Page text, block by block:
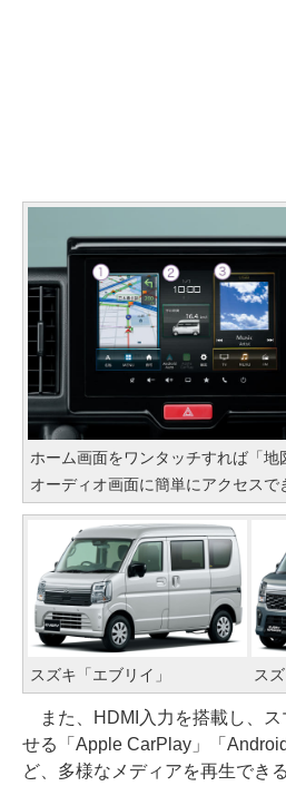
ホーム画面をワンタッチすれば「地
オーディオ画面に簡単にアクセスで
スズキ「エブリイ」 ス
また、HDMI入力を搭載し、ス
せる「Apple CarPlay」「
ど、多様なメディアを再生でき